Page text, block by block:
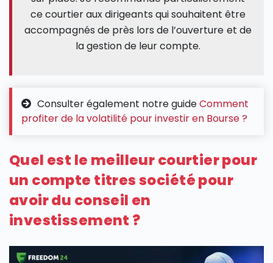
ce courtier aux dirigeants qui souhaitent être
accompagnés de près lors de l’ouverture et de
la gestion de leur compte.
Consulter également notre guideComment
profiter de la volatilité pour investir en Bourse ?
Quel est le meilleur courtier pour
un compte titres société pour
avoir du conseil en
investissement ?